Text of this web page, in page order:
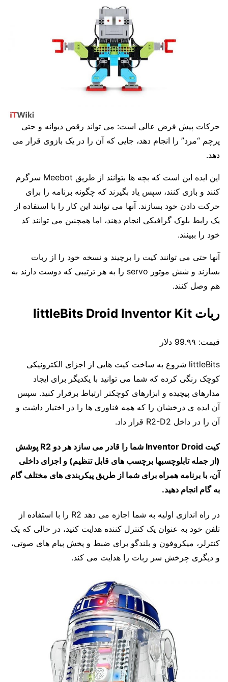
حرکات پیش فرض عالی است: می تواند رقص دیوانه و حتی
پرچم “مرد” را انجام دهد، جایی که آن را در یک بازوی قرار می
دهد.
این ایده این است که بچه ها بتوانند از طریق Meebot سرگرم
کنند و بازی کنند، سپس یاد بگیرند که چگونه برنامه را برای
حرکت دادن خود بسازند. آنها می توانند این کار را با استفاده از
یک رابط بلوک گرافیکی انجام دهند، اما همچنین می توانند کد
خود را ببینند.
آنها حتی می توانند کیت را برچیند و نسخه خود را از ربات
بسازند و شش موتور servo را به هر ترتیبی که دوست دارند به
هم وصل کنند.
ربات littleBits Droid Inventor Kit
قیمت:
littleBits شروع به ساخت کیت هایی از اجزای الکترونیکی
کوچک رنگی کرده که شما می توانید با یکدیگر برای ایجاد
مدارهای پیچیده و ابزارهای کوچکتر ارتباط برقرار کنید. سپس
آن ایده ی درخشان را که همه فناوری ها را در اختیار داشت و
آن را در داخل R2-D2 قرار داد.
کیت Inventor Droid شما را قادر می سازد هر دو R2 پوشش
(از جمله تابلوچسبها برچسب های قابل تنظیم) و اجزای داخلی
آن، با برنامه همراه برای شما از طریق پیکربندی های مختلف گام
به گام انجام دهید.
در راه اندازی اولیه به شما اجازه می دهد R2 را با استفاده از
تلفن خود به عنوان یک کنترل کننده هدایت کنید، در حالی که یک
کنترلر، میکروفون و بلندگو برای ضبط و پخش پیام های صوتی،
و دیگری چرخش سر ربات را هدایت می کند.